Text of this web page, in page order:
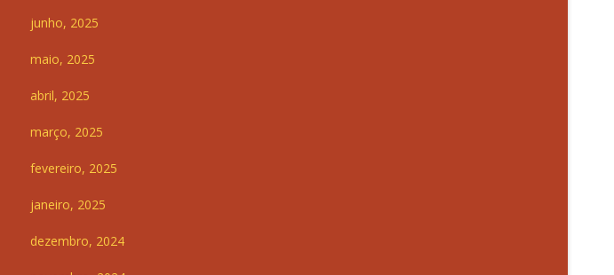
junho, 2025
maio, 2025
abril, 2025
março, 2025
fevereiro, 2025
janeiro, 2025
dezembro, 2024